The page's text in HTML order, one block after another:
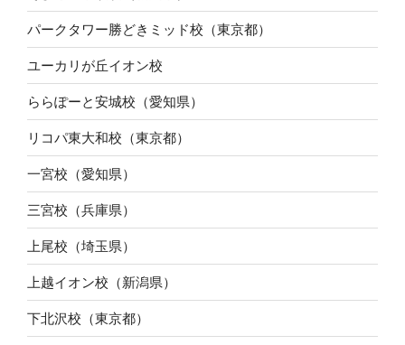
パークタワー勝どきミッド校（東京都）
ユーカリが丘イオン校
ららぽーと安城校（愛知県）
リコパ東大和校（東京都）
一宮校（愛知県）
三宮校（兵庫県）
上尾校（埼玉県）
上越イオン校（新潟県）
下北沢校（東京都）